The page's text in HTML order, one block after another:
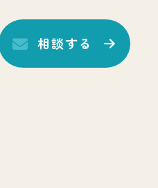
相談する